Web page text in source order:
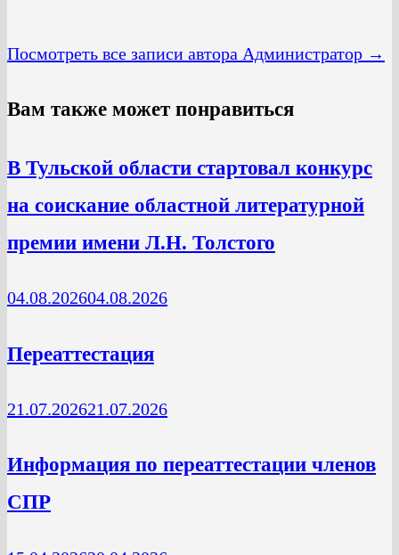
Посмотреть все записи автора Администратор →
Вам также может понравиться
В Тульской области стартовал конкурс
на соискание областной литературной
премии имени Л.Н. Толстого
04.08.202604.08.2026
Переаттестация
21.07.202621.07.2026
Информация по переаттестации членов
СПР